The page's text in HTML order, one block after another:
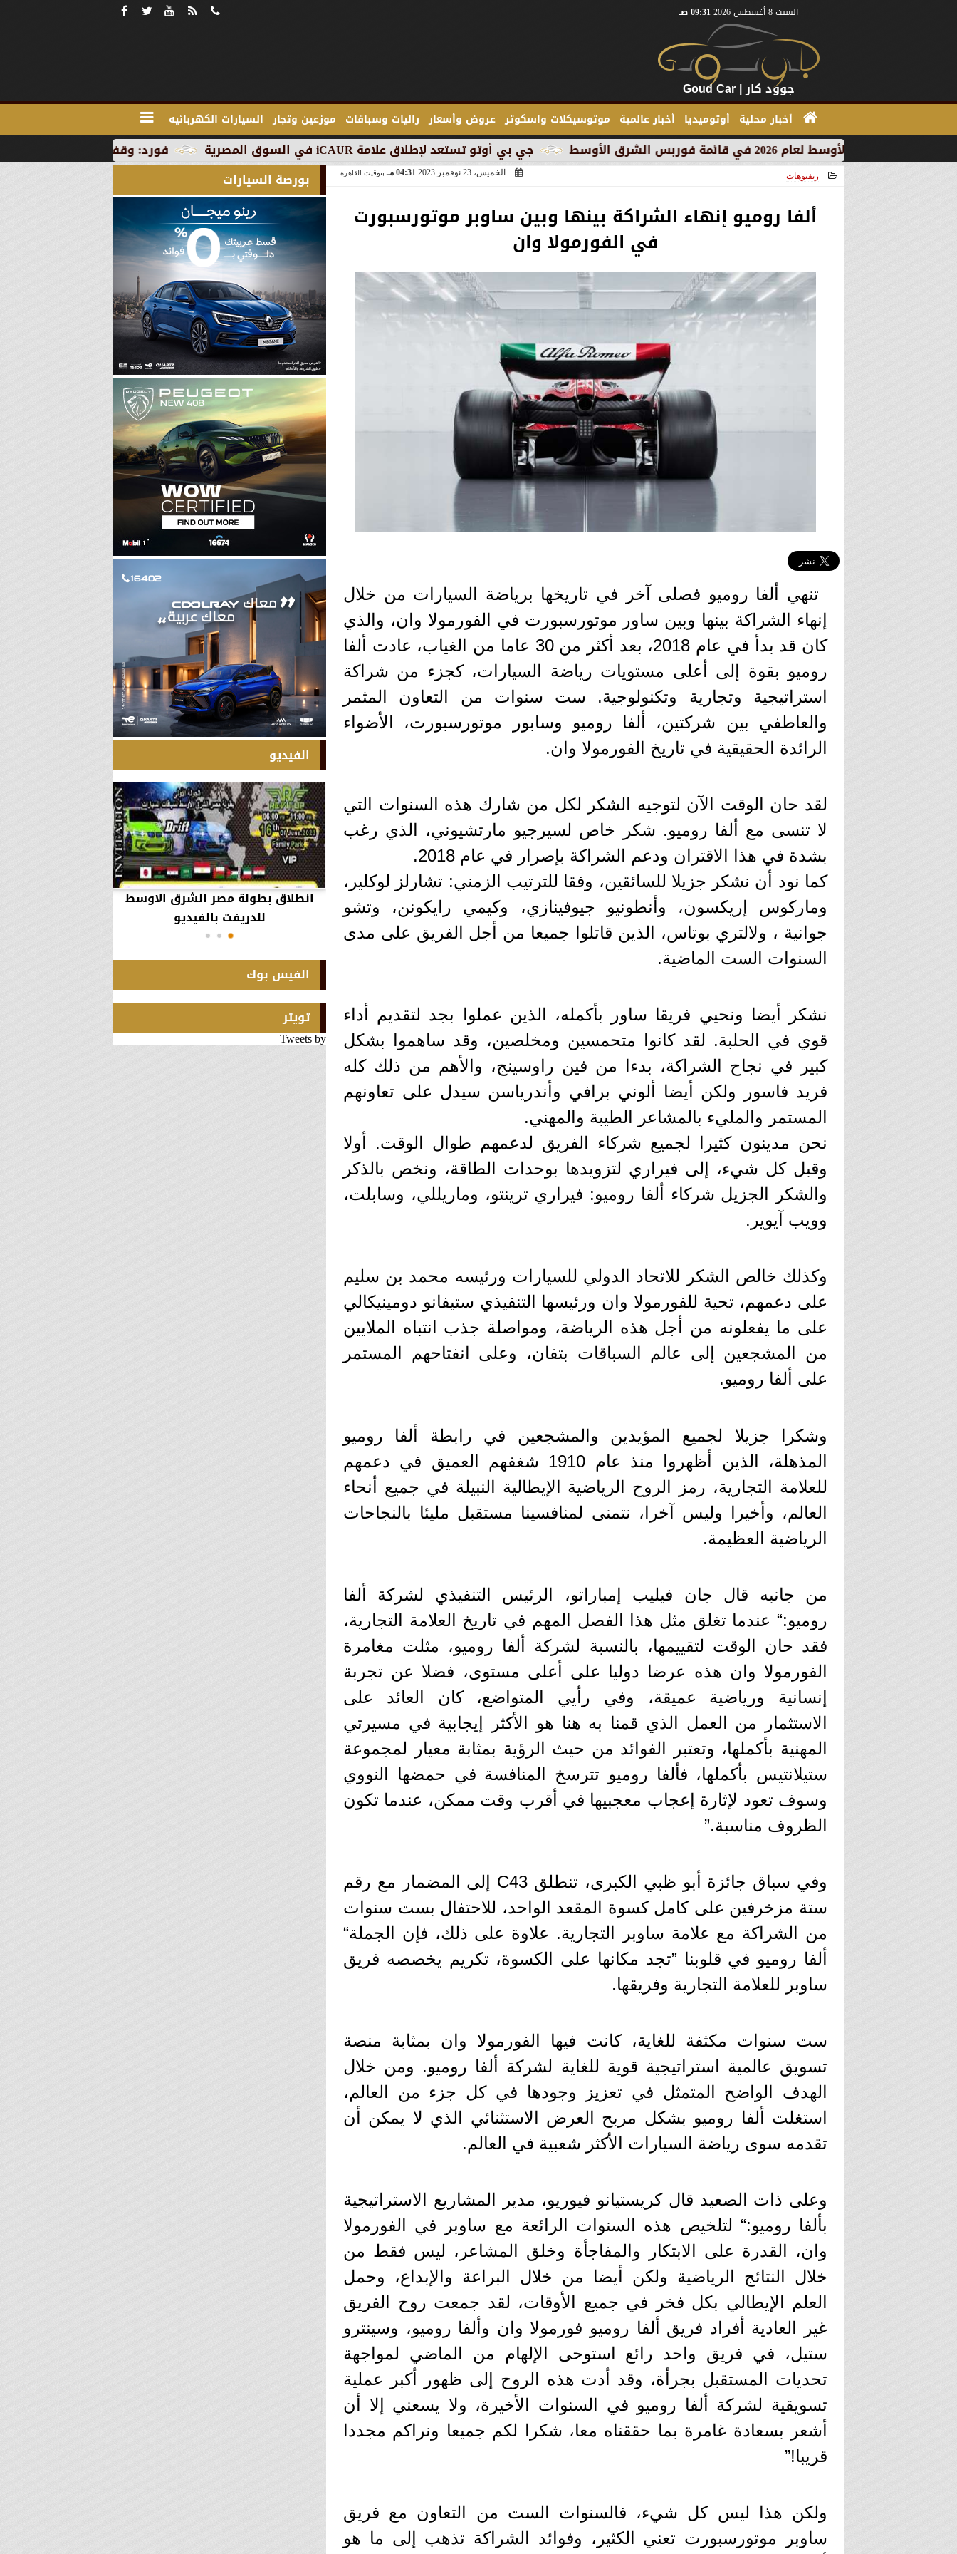
السبت 8 أغسطس 2026 09:31 صـ
جوود كار | Goud Car
أخبار محلية أوتوميديا أخبار عالمية موتوسيكلات واسكوتر عروض وأسعار راليات وسباقات موزعين وتجار السيارات الكهربائيه
فورد: وقف الإنتاج في رومانيا بسبب جي بي أوتو تستعد لإطلاق علامة iCAUR في السوق المصرية
ريفيوهات الخميس، 23 نوفمبر 2023 04:31 مـ بتوقيت القاهرة
ألفا روميو إنهاء الشراكة بينها وبين ساوبر موتورسبورت
في الفورمولا وان
تنهي ألفا روميو فصلى آخر في تاريخها برياضة السيارات من خلال
إنهاء الشراكة بينها وبين ساور موتورسبورت في الفورمولا وان، والذي
كان قد بدأ في عام 2018، بعد أكثر من 30 عاما من الغياب، عادت ألفا
روميو بقوة إلى أعلى مستويات رياضة السيارات، كجزء من شراكة
استراتيجية وتجارية وتكنولوجية. ست سنوات من التعاون المثمر
والعاطفي بين شركتين، ألفا روميو وسابور موتورسبورت، الأضواء
الرائدة الحقيقية في تاريخ الفورمولا وان.
لقد حان الوقت الآن لتوجيه الشكر لكل من شارك هذه السنوات التي
لا تنسى مع ألفا روميو. شكر خاص لسيرجيو مارتشيوني، الذي رغب
بشدة في هذا الاقتران ودعم الشراكة بإصرار في عام 2018.
كما نود أن نشكر جزيلا للسائقين، وفقا للترتيب الزمني: تشارلز لوكلير،
وماركوس إريكسون، وأنطونيو جيوفينازي، وكيمي رايكونن، وتشو
جوانية ، ولالتري بوتاس، الذين قاتلوا جميعا من أجل الفريق على مدى
السنوات الست الماضية.
نشكر أيضا ونحيي فريقا ساور بأكمله، الذين عملوا بجد لتقديم أداء
قوي في الحلبة. لقد كانوا متحمسين ومخلصين، وقد ساهموا بشكل
كبير في نجاح الشراكة، بدءا من فين راوسينج، والأهم من ذلك كله
فريد فاسور ولكن أيضا ألوني برافي وأندرياسن سيدل على تعاونهم
المستمر والمليء بالمشاعر الطيبة والمهني.
نحن مدينون كثيرا لجميع شركاء الفريق لدعمهم طوال الوقت. أولا
وقبل كل شيء، إلى فيراري لتزويدها بوحدات الطاقة، ونخص بالذكر
والشكر الجزيل شركاء ألفا روميو: فيراري ترينتو، وماريللي، وسابلت،
وويب آيوير.
وكذلك خالص الشكر للاتحاد الدولي للسيارات ورئيسه محمد بن سليم
على دعمهم، تحية للفورمولا وان ورئيسها التنفيذي ستيفانو دومينيكالي
على ما يفعلونه من أجل هذه الرياضة، ومواصلة جذب انتباه الملايين
من المشجعين إلى عالم السباقات بتفان، وعلى انفتاحهم المستمر
على ألفا روميو.
وشكرا جزيلا لجميع المؤيدين والمشجعين في رابطة ألفا روميو
المذهلة، الذين أظهروا منذ عام 1910 شغفهم العميق في دعمهم
للعلامة التجارية، رمز الروح الرياضية الإيطالية النبيلة في جميع أنحاء
العالم، وأخيرا وليس آخرا، نتمنى لمنافسينا مستقبل مليئا بالنجاحات
الرياضية العظيمة.
من جانبه قال جان فيليب إمباراتو، الرئيس التنفيذي لشركة ألفا
روميو:“ عندما تغلق مثل هذا الفصل المهم في تاريخ العلامة التجارية،
فقد حان الوقت لتقييمها، بالنسبة لشركة ألفا روميو، مثلت مغامرة
الفورمولا وان هذه عرضا دوليا على أعلى مستوى، فضلا عن تجربة
إنسانية ورياضية عميقة، وفي رأيي المتواضع، كان العائد على
الاستثمار من العمل الذي قمنا به هنا هو الأكثر إيجابية في مسيرتي
المهنية بأكملها، وتعتبر الفوائد من حيث الرؤية بمثابة معيار لمجموعة
ستيلانتيس بأكملها، فألفا روميو تترسخ المنافسة في حمضها النووي
وسوف تعود لإثارة إعجاب معجبيها في أقرب وقت ممكن، عندما تكون
الظروف مناسبة.”
وفي سباق جائزة أبو ظبي الكبرى، تنطلق C43 إلى المضمار مع رقم
ستة مزخرفين على كامل كسوة المقعد الواحد، للاحتفال بست سنوات
من الشراكة مع علامة ساوبر التجارية. علاوة على ذلك، فإن الجملة“
ألفا روميو في قلوبنا ”تجد مكانها على الكسوة، تكريم يخصصه فريق
ساوبر للعلامة التجارية وفريقها.
ست سنوات مكثفة للغاية، كانت فيها الفورمولا وان بمثابة منصة
تسويق عالمية استراتيجية قوية للغاية لشركة ألفا روميو. ومن خلال
الهدف الواضح المتمثل في تعزيز وجودها في كل جزء من العالم،
استغلت ألفا روميو بشكل مربح العرض الاستثنائي الذي لا يمكن أن
تقدمه سوى رياضة السيارات الأكثر شعبية في العالم.
وعلى ذات الصعيد قال كريستيانو فيوريو، مدير المشاريع الاستراتيجية
بألفا روميو:“ لتلخيص هذه السنوات الرائعة مع ساوبر في الفورمولا
وان، القدرة على الابتكار والمفاجأة وخلق المشاعر، ليس فقط من
خلال النتائج الرياضية ولكن أيضا من خلال البراعة والإبداع، وحمل
العلم الإيطالي بكل فخر في جميع الأوقات، لقد جمعت روح الفريق
غير العادية أفراد فريق ألفا روميو فورمولا وان وألفا روميو، وسينترو
ستيل، في فريق واحد رائع استوحى الإلهام من الماضي لمواجهة
تحديات المستقبل بجرأة، وقد أدت هذه الروح إلى ظهور أكبر عملية
تسويقية لشركة ألفا روميو في السنوات الأخيرة، ولا يسعني إلا أن
أشعر بسعادة غامرة بما حققناه معا، شكرا لكم جميعا ونراكم مجددا
قريبا!”
ولكن هذا ليس كل شيء، فالسنوات الست من التعاون مع فريق
ساوبر موتورسبورت تعني الكثير، وفوائد الشراكة تذهب إلى ما هو
بورصة السيارات
الفيديو
في واقعة غريبة، تعطلت سيارة ملك
السويد بعد تحركها لثوانٍ معدودة.
انطلاق بطولة مصر الشرق الاوسط
للدريفت بالفيديو
الفيس بوك
تويتر
Tweets by